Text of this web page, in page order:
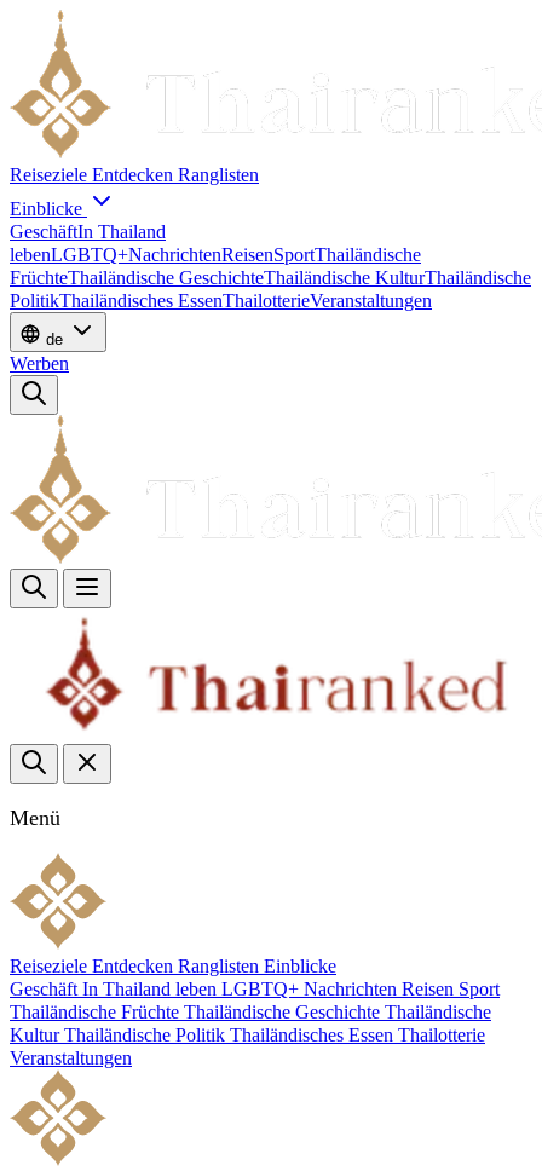
Reiseziele Entdecken Ranglisten
Einblicke
GeschäftIn Thailand
lebenLGBTQ+NachrichtenReisenSportThailändische
FrüchteThailändische GeschichteThailändische KulturThailändische
PolitikThailändisches EssenThailotterieVeranstaltungen
de
Werben
Menü
Reiseziele Entdecken Ranglisten Einblicke
Geschäft In Thailand leben LGBTQ+ Nachrichten Reisen Sport
Thailändische Früchte Thailändische Geschichte Thailändische
Kultur Thailändische Politik Thailändisches Essen Thailotterie
Veranstaltungen